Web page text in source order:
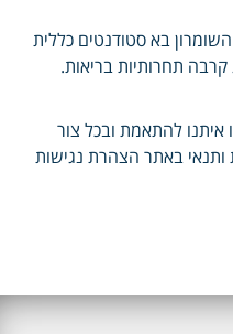
בא סטודנטים כללית
תחרותיות בריאות.
איתנו להתאמת ובכל צור
ותנאי באתר הצהרת נגישות